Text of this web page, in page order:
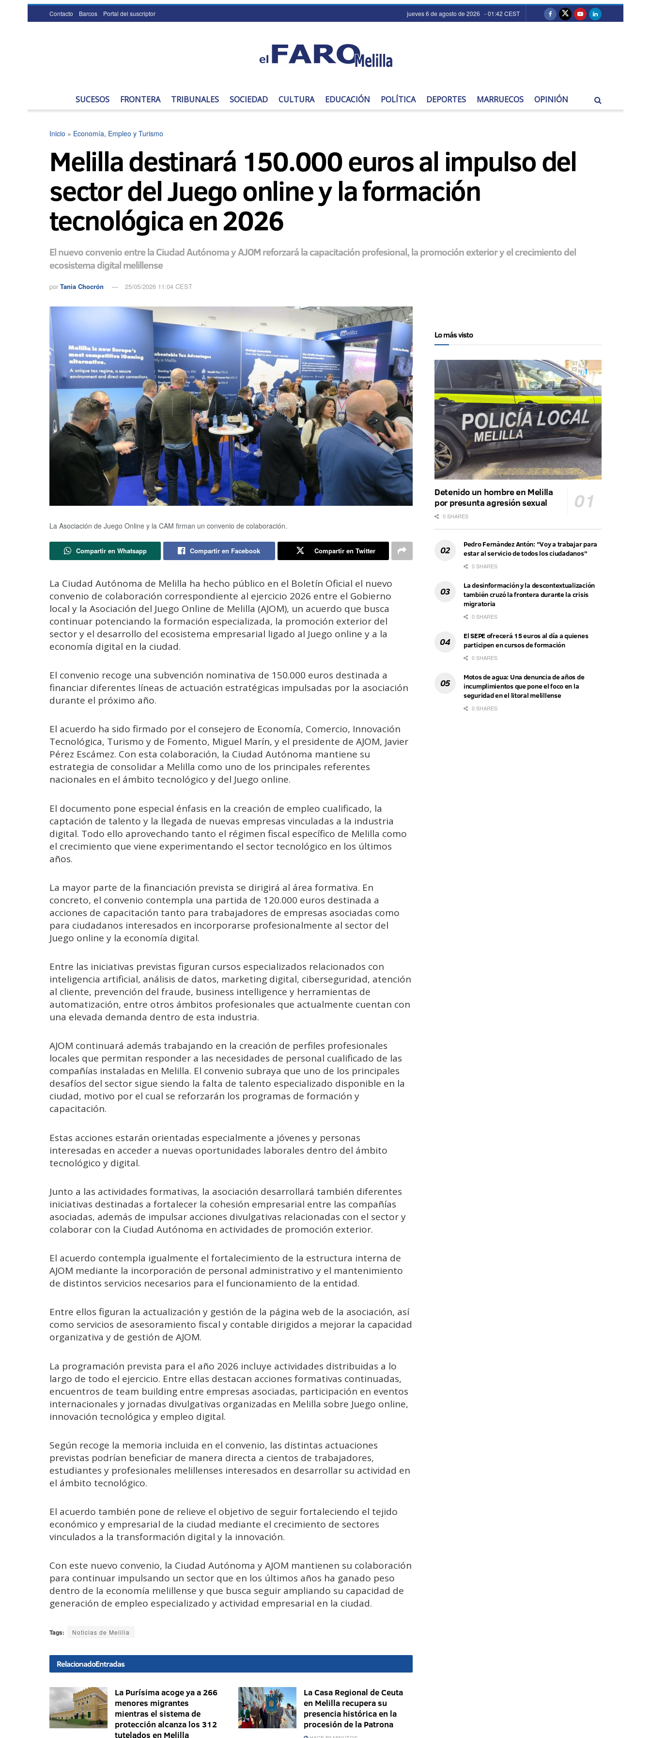
Contacto Barcos Portal del suscriptor jueves 6 de agosto de 2026 - 01:42 CEST
SUCESOS FRONTERA TRIBUNALES SOCIEDAD CULTURA EDUCACIÓN POLÍTICA DEPORTES MARRUECOS OPINIÓN
Inicio » Economía, Empleo y Turismo
Melilla destinará 150.000 euros al impulso del
sector del Juego online y la formación
tecnológica en 2026
El nuevo convenio entre la Ciudad Autónoma y AJOM reforzará la capacitación profesional, la promoción exterior y el crecimiento del
ecosistema digital melillense
por Tania Chocrón 25/05/2026 11:04 CEST
La Asociación de Juego Online y la CAM firman un convenio de colaboración.
Compartir en Whatsapp Compartir en Facebook Compartir en Twitter
La Ciudad Autónoma de Melilla ha hecho público en el Boletín Oficial el nuevo
convenio de colaboración correspondiente al ejercicio 2026 entre el Gobierno
local y la Asociación del Juego Online de Melilla (AJOM), un acuerdo que busca
continuar potenciando la formación especializada, la promoción exterior del
sector y el desarrollo del ecosistema empresarial ligado al Juego online y a la
economía digital en la ciudad.
El convenio recoge una subvención nominativa de 150.000 euros destinada a
financiar diferentes líneas de actuación estratégicas impulsadas por la asociación
durante el próximo año.
El acuerdo ha sido firmado por el consejero de Economía, Comercio, Innovación
Tecnológica, Turismo y de Fomento, Miguel Marín, y el presidente de AJOM, Javier
Pérez Escámez. Con esta colaboración, la Ciudad Autónoma mantiene su
estrategia de consolidar a Melilla como uno de los principales referentes
nacionales en el ámbito tecnológico y del Juego online.
El documento pone especial énfasis en la creación de empleo cualificado, la
captación de talento y la llegada de nuevas empresas vinculadas a la industria
digital. Todo ello aprovechando tanto el régimen fiscal específico de Melilla como
el crecimiento que viene experimentando el sector tecnológico en los últimos
años.
La mayor parte de la financiación prevista se dirigirá al área formativa. En
concreto, el convenio contempla una partida de 120.000 euros destinada a
acciones de capacitación tanto para trabajadores de empresas asociadas como
para ciudadanos interesados en incorporarse profesionalmente al sector del
Juego online y la economía digital.
Entre las iniciativas previstas figuran cursos especializados relacionados con
inteligencia artificial, análisis de datos, marketing digital, ciberseguridad, atención
al cliente, prevención del fraude, business intelligence y herramientas de
automatización, entre otros ámbitos profesionales que actualmente cuentan con
una elevada demanda dentro de esta industria.
AJOM continuará además trabajando en la creación de perfiles profesionales
locales que permitan responder a las necesidades de personal cualificado de las
compañías instaladas en Melilla. El convenio subraya que uno de los principales
desafíos del sector sigue siendo la falta de talento especializado disponible en la
ciudad, motivo por el cual se reforzarán los programas de formación y
capacitación.
Estas acciones estarán orientadas especialmente a jóvenes y personas
interesadas en acceder a nuevas oportunidades laborales dentro del ámbito
tecnológico y digital.
Junto a las actividades formativas, la asociación desarrollará también diferentes
iniciativas destinadas a fortalecer la cohesión empresarial entre las compañías
asociadas, además de impulsar acciones divulgativas relacionadas con el sector y
colaborar con la Ciudad Autónoma en actividades de promoción exterior.
El acuerdo contempla igualmente el fortalecimiento de la estructura interna de
AJOM mediante la incorporación de personal administrativo y el mantenimiento
de distintos servicios necesarios para el funcionamiento de la entidad.
Entre ellos figuran la actualización y gestión de la página web de la asociación, así
como servicios de asesoramiento fiscal y contable dirigidos a mejorar la capacidad
organizativa y de gestión de AJOM.
La programación prevista para el año 2026 incluye actividades distribuidas a lo
largo de todo el ejercicio. Entre ellas destacan acciones formativas continuadas,
encuentros de team building entre empresas asociadas, participación en eventos
internacionales y jornadas divulgativas organizadas en Melilla sobre Juego online,
innovación tecnológica y empleo digital.
Según recoge la memoria incluida en el convenio, las distintas actuaciones
previstas podrían beneficiar de manera directa a cientos de trabajadores,
estudiantes y profesionales melillenses interesados en desarrollar su actividad en
el ámbito tecnológico.
El acuerdo también pone de relieve el objetivo de seguir fortaleciendo el tejido
económico y empresarial de la ciudad mediante el crecimiento de sectores
vinculados a la transformación digital y la innovación.
Con este nuevo convenio, la Ciudad Autónoma y AJOM mantienen su colaboración
para continuar impulsando un sector que en los últimos años ha ganado peso
dentro de la economía melillense y que busca seguir ampliando su capacidad de
generación de empleo especializado y actividad empresarial en la ciudad.
Tags: Noticias de Melilla
RelacionadoEntradas
La Purísima acoge ya a 266
menores migrantes
mientras el sistema de
protección alcanza los 312
tutelados en Melilla
La Casa Regional de Ceuta
en Melilla recupera su
presencia histórica en la
procesión de la Patrona
Lo más visto
Detenido un hombre en Melilla
por presunta agresión sexual
0 SHARES
Pedro Fernández Antón: "Voy a trabajar para
estar al servicio de todos los ciudadanos"
0 SHARES
La desinformación y la descontextualización
también cruzó la frontera durante la crisis
migratoria
0 SHARES
El SEPE ofrecerá 15 euros al día a quienes
participen en cursos de formación
0 SHARES
Motos de agua: Una denuncia de años de
incumplimientos que pone el foco en la
seguridad en el litoral melillense
0 SHARES